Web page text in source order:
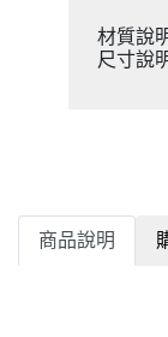
材質說
尺寸說
商品說明